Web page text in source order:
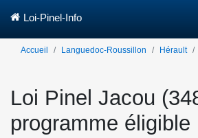
Loi-Pinel-Info
Accueil Languedoc-Roussillon Hérault
Loi Pinel Jacou
programme éligible